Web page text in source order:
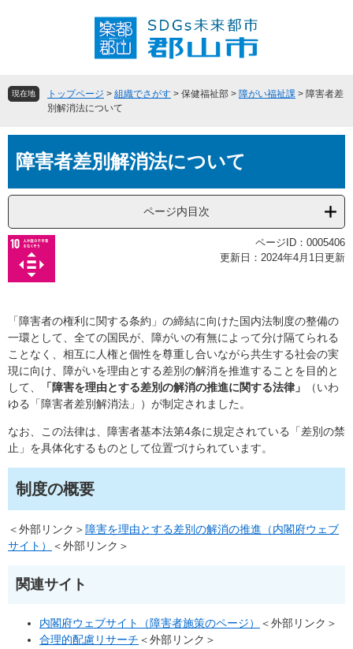
頭
飛
へ
現在地 トップページ > 組織でさがす > 保健福祉部 > 障がい福祉課 > 障害者差
別解消法について
文障害者差別解消法について
ページ内目次
ページID：0005406
更新日：2024年4月1日更新
「障害者の権利に関する条約」の締結に向けた国内法制度の整備の
一環として、全ての国民が、障がいの有無によって分け隔てられる
ことなく、相互に人権と個性を尊重し合いながら共生する社会の実
現に向け、障がいを理由とする差別の解消を推進することを目的と
して、
「障害を理由とする差別の解消の推進に関する法律」
（いわ
ゆる「障害者差別解消法」）が制定されました。
なお、この法律は、障害者基本法第4条に規定されている「差別の禁
止」を具体化するものとして位置づけられています。
制度の概要
＜外部リンク＞ 障害を理由とする差別の解消の推進（内閣府ウェブ
サイト）
＜外部リンク＞
関連サイト
内閣府ウェブサイト（障害者施策のページ）
＜外部リンク＞
合理的配慮リサーチ ＜外部リンク＞